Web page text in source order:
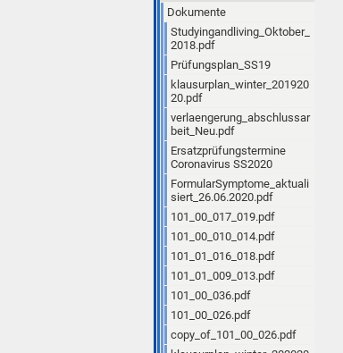
Dokumente
Studyingandliving_Oktober_
2018.pdf
Prüfungsplan_SS19
klausurplan_winter_201920
20.pdf
verlaengerung_abschlussar
beit_Neu.pdf
Ersatzprüfungstermine
Coronavirus SS2020
FormularSymptome_aktuali
siert_26.06.2020.pdf
101_00_017_019.pdf
101_00_010_014.pdf
101_01_016_018.pdf
101_01_009_013.pdf
101_00_036.pdf
101_00_026.pdf
copy_of_101_00_026.pdf